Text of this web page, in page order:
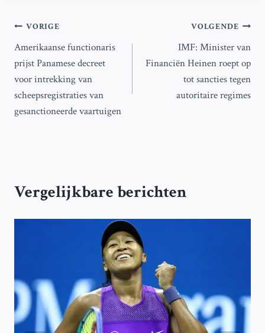
Bericht
navigatie
VORIGE
Amerikaanse functionaris
prijst Panamese decreet
voor intrekking van
scheepsregistraties van
gesanctioneerde vaartuigen
VOLGENDE
IMF: Minister van
Financiën Heinen roept op
tot sancties tegen
autoritaire regimes
Vergelijkbare berichten